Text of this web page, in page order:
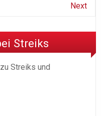
Next
Streiks
Streiks und